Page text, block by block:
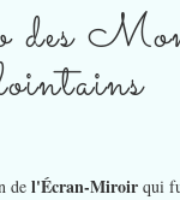
des
de l'Écran-Miroir qui